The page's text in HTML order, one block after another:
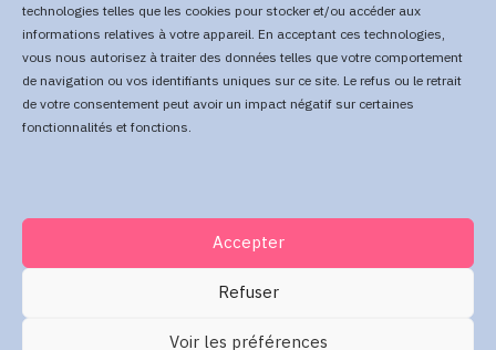
technologies telles que les cookies pour stocker et/ou accéder aux
informations relatives à votre appareil. En acceptant ces technologies,
vous nous autorisez à traiter des données telles que votre comportement
de navigation ou vos identifiants uniques sur ce site. Le refus ou le retrait
de votre consentement peut avoir un impact négatif sur certaines
fonctionnalités et fonctions.
Accepter
Refuser
Voir les préférences
Direct Your Visitors to a Clear
Action at the Bottom of the
Click Here Now